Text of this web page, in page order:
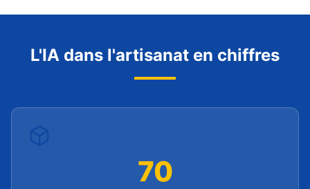
L'IA dans l'artisanat en chiffres
70